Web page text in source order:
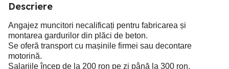
Descriere
Angajez muncitori necalificați pentru fabricarea și
montarea gardurilor din plăci de beton.
Se oferă transport cu mașinile firmei sau decontare
motorină.
Salariile încep de la 200 ron pe zi până la 300 ron.